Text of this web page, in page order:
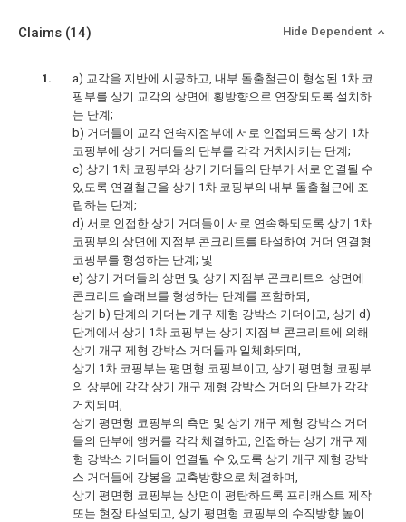
Claims (14) Hide Dependent
a) 교각을 지반에 시공하고, 내부 돌출철근이 형성된 1차 코
핑부를 상기 교각의 상면에 횡방향으로 연장되도록 설치하
는 단계;
b) 거더들이 교각 연속지점부에 서로 인접되도록 상기 1차
코핑부에 상기 거더들의 단부를 각각 거치시키는 단계;
c) 상기 1차 코핑부와 상기 거더들의 단부가 서로 연결될 수
있도록 연결철근을 상기 1차 코핑부의 내부 돌출철근에 조
립하는 단계;
d) 서로 인접한 상기 거더들이 서로 연속화되도록 상기 1차
코핑부의 상면에 지점부 콘크리트를 타설하여 거더 연결형
코핑부를 형성하는 단계; 및
e) 상기 거더들의 상면 및 상기 지점부 콘크리트의 상면에
콘크리트 슬래브를 형성하는 단계를 포함하되,
상기 b) 단계의 거더는 개구 제형 강박스 거더이고, 상기 d)
단계에서 상기 1차 코핑부는 상기 지점부 콘크리트에 의해
상기 개구 제형 강박스 거더들과 일체화되며,
상기 1차 코핑부는 평면형 코핑부이고, 상기 평면형 코핑부
의 상부에 각각 상기 개구 제형 강박스 거더의 단부가 각각
거치되며,
상기 평면형 코핑부의 측면 및 상기 개구 제형 강박스 거더
들의 단부에 앵커를 각각 체결하고, 인접하는 상기 개구 제
형 강박스 거더들이 연결될 수 있도록 상기 개구 제형 강박
스 거더들에 강봉을 교축방향으로 체결하며,
상기 평면형 코핑부는 상면이 평탄하도록 프리캐스트 제작
또는 현장 타설되고, 상기 평면형 코핑부의 수직방향 높이